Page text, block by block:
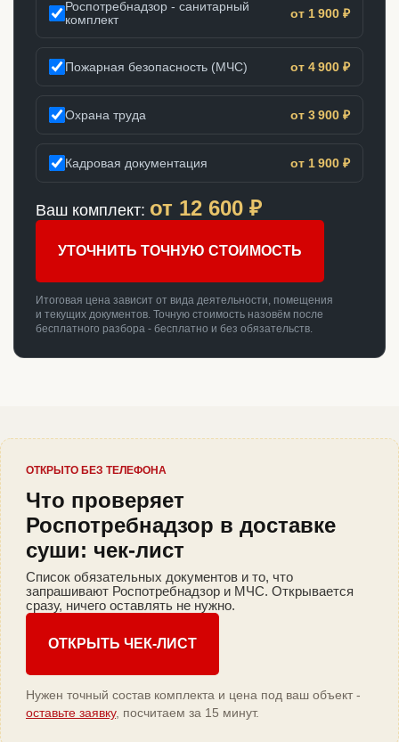
Роспотребнадзор - санитарный
комплект
от 1 900 ₽
Пожарная безопасность (МЧС) от 4 900 ₽
Охрана труда от 3 900 ₽
Кадровая документация от 1 900 ₽
Ваш комплект: от 12 600 ₽
УТОЧНИТЬ ТОЧНУЮ СТОИМОСТЬ
Итоговая цена зависит от вида деятельности, помещения
и текущих документов. Точную стоимость назовём после
бесплатного разбора - бесплатно и без обязательств.
ОТКРЫТО БЕЗ ТЕЛЕФОНА
Что проверяет
Роспотребнадзор в доставке
суши: чек-лист
Список обязательных документов и то, что
запрашивают Роспотребнадзор и МЧС. Открывается
сразу, ничего оставлять не нужно.
ОТКРЫТЬ ЧЕК-ЛИСТ
Нужен точный состав комплекта и цена под ваш объект -
оставьте заявку, посчитаем за 15 минут.